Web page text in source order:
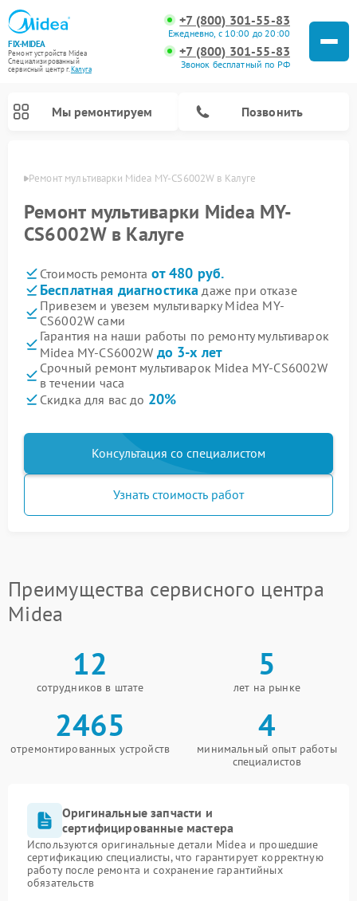
FIX-MIDEA
Ремонт устройств Midea
Специализированный
cервисный центр г.Калуга
+7 (800) 301-55-83
Ежедневно, с 10:00 до 20:00
+7 (800) 301-55-83
Звонок бесплатный по РФ
Мы ремонтируем Позвонить
Ремонт мультиварки Midea MY-CS6002W в Калуге
Ремонт мультиварки Midea MY-
CS6002W в Калуге
Стоимость ремонта от 480 руб.
Бесплатная диагностика даже при отказе
Привезем и увезем мультиварку Midea MY-
CS6002W сами
Гарантия на наши работы по ремонту мультиварок
Midea MY-CS6002W до 3-х лет
Срочный ремонт мультиварок Midea MY-CS6002W
в течении часа
Скидка для вас до 20%
Консультация со специалистом
Узнать стоимость работ
Преимущества сервисного центра
Midea
12
сотрудников в штате
5
лет на рынке
2465
отремонтированных устройств
4
минимальный опыт работы
специалистов
Оригинальные запчасти и
сертифицированные мастера
Используются оригинальные детали Midea и прошедшие
сертификацию специалисты, что гарантирует корректную
работу после ремонта и сохранение гарантийных
обязательств